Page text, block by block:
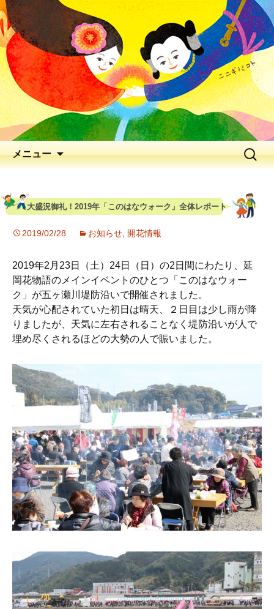
延岡花物語 2026
出会いの聖地 神と人と花が出逢う、
早春の五ヶ瀬川
メニュー
大盛況御礼！2019年「このはなウォーク」全体レポート
2019/02/28 お知らせ 開花情報
2019年2月23日（土）24日（日）の2日間にわたり、延
岡花物語のメインイベントのひとつ「このはなウォー
ク」が五ヶ瀬川堤防沿いで開催されました。
天気が心配されていた初日は晴天、２日目は少し雨が降
りましたが、天気に左右されることなく堤防沿いが人で
埋め尽くされるほどの大勢の人で賑いました。